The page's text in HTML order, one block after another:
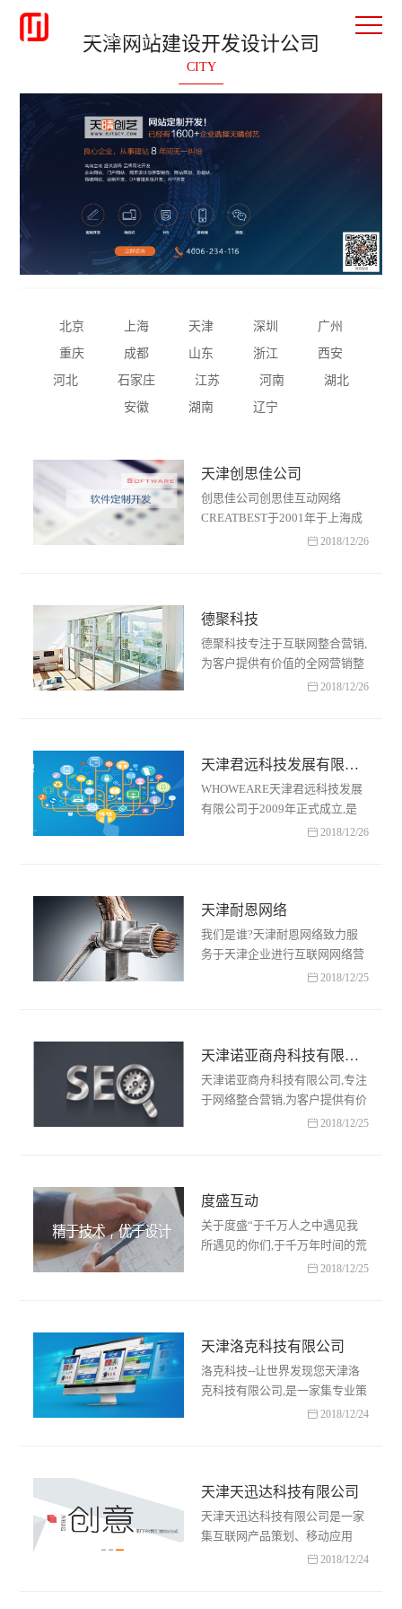
天津网站建设开发设计公司
CITY
北京 上海 天津 深圳
广州
重庆
成都 山东 浙江
西安
河北
石家庄 江苏 河南
湖北
安徽
湖南 辽宁
天津创思佳公司
创思佳公司创思佳互动网络
CREATBEST于2001年于上海成
立工作室,2003年获得中国外交
 2018/12/26
德聚科技
德聚科技专注于互联网整合营销,
为客户提供有价值的全网营销整
体外包服务方案,提供一站式的天
 2018/12/26
天津君远科技发展有限公司
WHOWEARE天津君远科技发展
有限公司于2009年正式成立,是
专业从事天津网站建设、制作、
 2018/12/26
天津耐恩网络
我们是谁?天津耐恩网络致力服
务于天津企业进行互联网网络营
销服务,目前已经为天津及全国数
 2018/12/25
天津诺亚商舟科技有限公司
天津诺亚商舟科技有限公司,专注
于网络整合营销,为客户提供有价
值的全网营销整体外包服务方案,
 2018/12/25
度盛互动
关于度盛“于千万人之中遇见我
所遇见的你们,于千万年时间的荒
野中,没有早一步,也没有晚一步
 2018/12/25
天津洛克科技有限公司
洛克科技--让世界发现您天津洛
克科技有限公司,是一家集专业策
划、专业设计、专业制作于一体
 2018/12/24
天津天迅达科技有限公司
天津天迅达科技有限公司是一家
集互联网产品策划、移动应用
App开发、网站建设以及微信公
 2018/12/24